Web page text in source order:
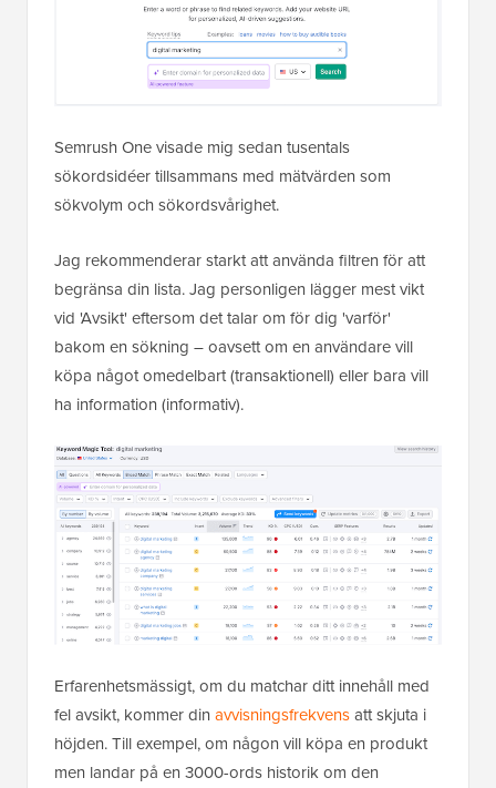
Semrush One visade mig sedan tusentals
sökordsidéer tillsammans med mätvärden som
sökvolym och sökordsvårighet.
Jag rekommenderar starkt att använda filtren för att
begränsa din lista. Jag personligen lägger mest vikt
vid 'Avsikt' eftersom det talar om för dig 'varför'
bakom en sökning – oavsett om en användare vill
köpa något omedelbart (transaktionell) eller bara vill
ha information (informativ).
Erfarenhetsmässigt, om du matchar ditt innehåll med
fel avsikt, kommer din avvisningsfrekvensatt skjuta i
höjden. Till exempel, om någon vill köpa en produkt
men landar på en 3000-ords historik om den